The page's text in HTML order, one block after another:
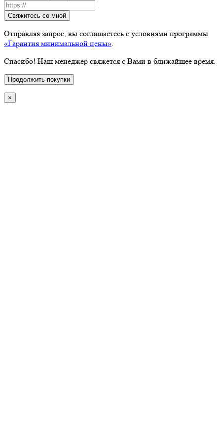
Свяжитесь со мной
Отправляя запрос, вы соглашаетесь с условиями программы
«Гарантия минимальной цены»
Спасибо! Наш менеджер свяжется с Вами в ближайшее время.
Продолжить покупки
×